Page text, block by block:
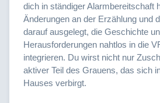
dich in ständiger Alarmbereitschaft
Änderungen an der Erzählung und
darauf ausgelegt, die Geschichte
Herausforderungen nahtlos in die
integrieren. Du wirst nicht nur
aktiver Teil des Grauens, das sich
Hauses verbirgt.